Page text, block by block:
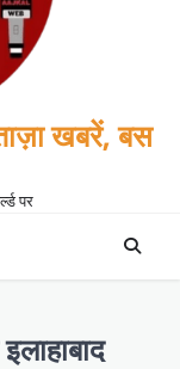
खबरें, बस
पर